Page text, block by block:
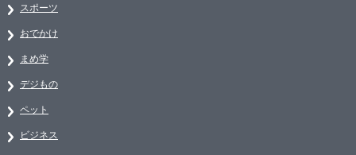
スポーツ
おでかけ
まめ学
デジもの
ペット
ビジネス